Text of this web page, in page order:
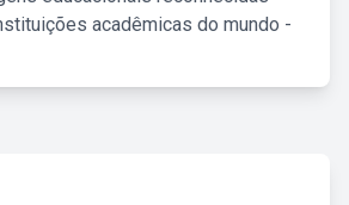
acadêmicas do mundo -